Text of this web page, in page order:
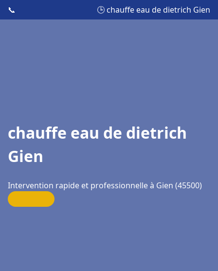
📞 🕒 chauffe eau de dietrich Gien
chauffe eau de dietrich
Gien
Intervention rapide et professionnelle à Gien (45500)